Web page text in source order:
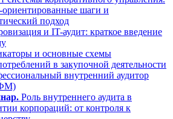
ориентированные шаги и
подход
и IT-аудит: краткое введение
и основные схемы
в закупочной деятельности
внутренний аудитор
Роль внутреннего аудита в
корпораций: от контроля к